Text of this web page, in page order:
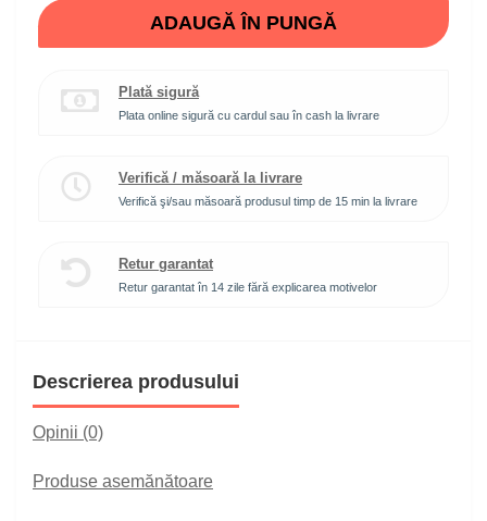
ADAUGĂ ÎN PUNGĂ
Plată sigură
Plata online sigură cu cardul sau în cash la livrare
Verifică / măsoară la livrare
Verifică şi/sau măsoară produsul timp de 15 min la livrare
Retur garantat
Retur garantat în 14 zile fără explicarea motivelor
Descrierea produsului
Opinii (0)
Produse asemănătoare